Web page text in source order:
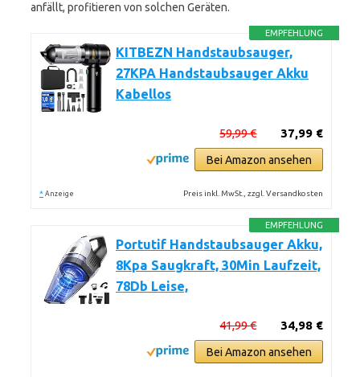
anfällt, profitieren von solchen Geräten.
EMPFEHLUNG
KITBEZN Handstaubsauger,
27KPA Handstaubsauger Akku
Kabellos
37,99 €
59,99 €
Bei Amazon ansehen
* Anzeige Preis inkl. MwSt., zzgl. Versandkosten
EMPFEHLUNG
Portutif Handstaubsauger Akku,
8Kpa Saugkraft, 30Min Laufzeit,
78Db Leise,
34,98 €
41,99 €
Bei Amazon ansehen